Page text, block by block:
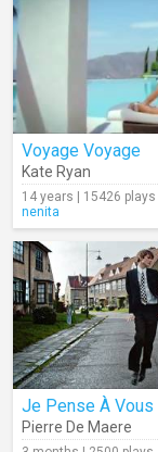
Voyage Voyage
Kate Ryan
14 years | 15426 plays
nenita
Je Pense À Vous
Pierre De Maere